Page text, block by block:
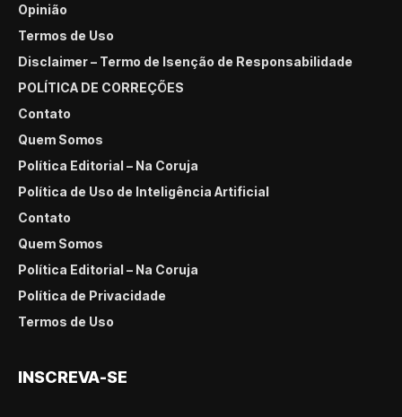
Opinião
Termos de Uso
Disclaimer – Termo de Isenção de Responsabilidade
POLÍTICA DE CORREÇÕES
Contato
Quem Somos
Política Editorial – Na Coruja
Política de Uso de Inteligência Artificial
Contato
Quem Somos
Política Editorial – Na Coruja
Política de Privacidade
Termos de Uso
INSCREVA-SE